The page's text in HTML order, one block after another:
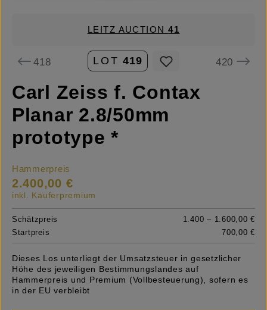
LEITZ AUCTION41
418 LOT 419 420
Carl Zeiss f. Contax
Planar 2.8/50mm
prototype *
Hammerpreis
2.400,00 €
inkl. Käuferpremium
Schätzpreis
1.400 – 1.600,00 €
Startpreis
700,00 €
Dieses Los unterliegt der Umsatzsteuer in gesetzlicher
Höhe des jeweiligen Bestimmungslandes auf
Hammerpreis und Premium (Vollbesteuerung), sofern es
in der EU verbleibt